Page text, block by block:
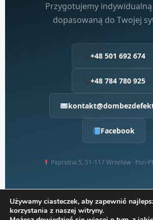
Przygotujemy
dopasowaną do Twojej
+48 501 692 674
+48 784 780 925
Facebook
Paprotna 5, 51-117 Wrocław · Pon-
Używamy ciasteczek, aby zapewnić
korzystania z naszej witryny.